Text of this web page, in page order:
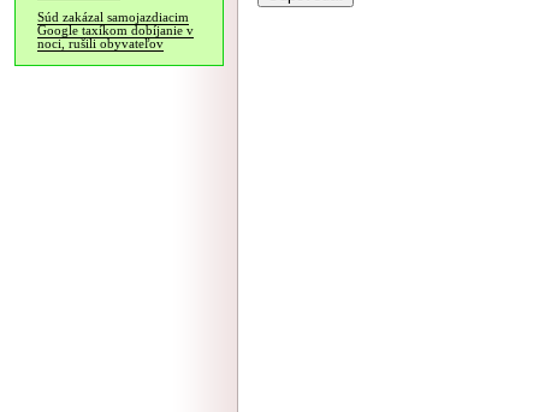
Súd zakázal samojazdiacim
Google taxíkom dobíjanie v
noci, rušili obyvateľov